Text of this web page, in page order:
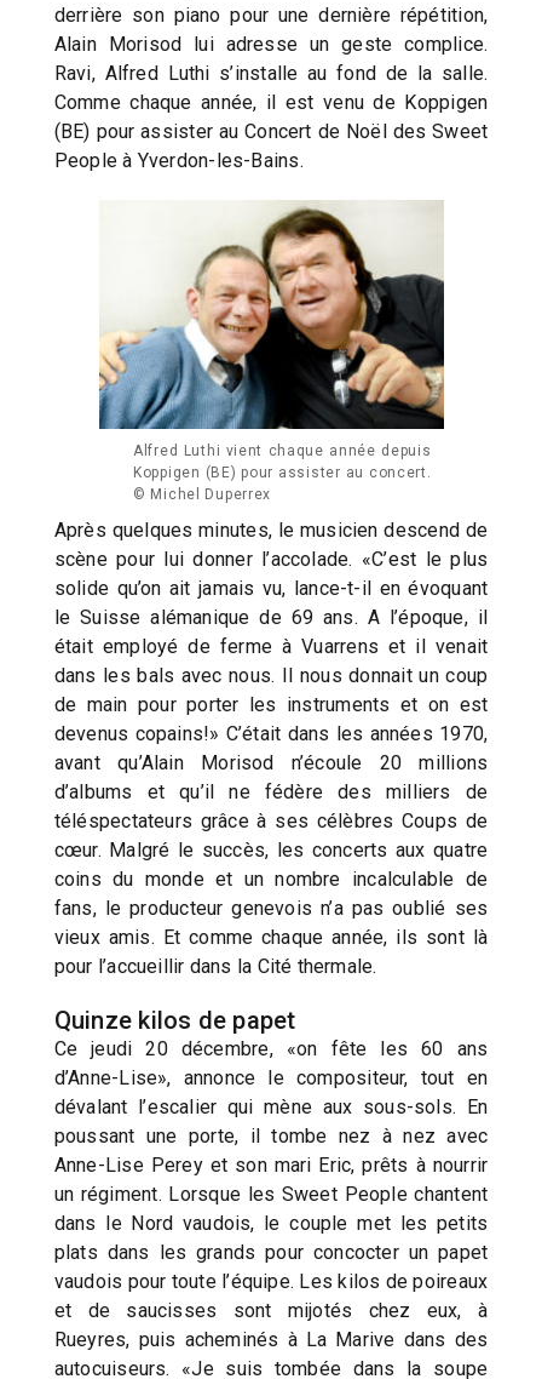
derrière son piano pour une dernière répétition,
Alain Morisod lui adresse un geste complice.
Ravi, Alfred Luthi s’installe au fond de la salle.
Comme chaque année, il est venu de Koppigen
(BE) pour assister au Concert de Noël des Sweet
People à Yverdon-les-Bains.
Alfred Luthi vient chaque année depuis
Koppigen (BE) pour assister au concert.
© Michel Duperrex
Après quelques minutes, le musicien descend de
scène pour lui donner l’accolade. «C’est le plus
solide qu’on ait jamais vu, lance-t-il en évoquant
le Suisse alémanique de 69 ans. A l’époque, il
était employé de ferme à Vuarrens et il venait
dans les bals avec nous. Il nous donnait un coup
de main pour porter les instruments et on est
devenus copains!» C’était dans les années 1970,
avant qu’Alain Morisod n’écoule 20 millions
d’albums et qu’il ne fédère des milliers de
téléspectateurs grâce à ses célèbres Coups de
cœur. Malgré le succès, les concerts aux quatre
coins du monde et un nombre incalculable de
fans, le producteur genevois n’a pas oublié ses
vieux amis. Et comme chaque année, ils sont là
pour l’accueillir dans la Cité thermale.
Quinze kilos de papet
Ce jeudi 20 décembre, «on fête les 60 ans
d’Anne-Lise», annonce le compositeur, tout en
dévalant l’escalier qui mène aux sous-sols. En
poussant une porte, il tombe nez à nez avec
Anne-Lise Perey et son mari Eric, prêts à nourrir
un régiment. Lorsque les Sweet People chantent
dans le Nord vaudois, le couple met les petits
plats dans les grands pour concocter un papet
vaudois pour toute l’équipe. Les kilos de poireaux
et de saucisses sont mijotés chez eux, à
Rueyres, puis acheminés à La Marive dans des
autocuiseurs. «Je suis tombée dans la soupe